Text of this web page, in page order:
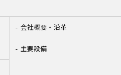
会社概要・沿革
主要設備